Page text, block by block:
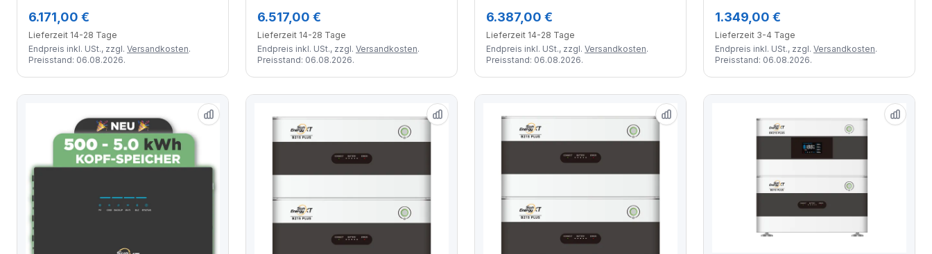
Module
6.171,00 €
Lieferzeit 14-28 Tage
Endpreis inkl. USt., zzgl. Versandkosten.
Preisstand: 06.08.2026.
Contact / 16 Module
6.517,00 €
Lieferzeit 14-28 Tage
Endpreis inkl. USt., zzgl. Versandkosten.
Preisstand: 06.08.2026.
Module
6.387,00 €
Lieferzeit 14-28 Tage
Endpreis inkl. USt., zzgl. Versandkosten.
Preisstand: 06.08.2026.
Notstromfunktion (LFP, erweiterbar auf
30 kWh)
1.349,00 €
Lieferzeit 3-4 Tage
Endpreis inkl. USt., zzgl. Versandkosten.
Preisstand: 06.08.2026.